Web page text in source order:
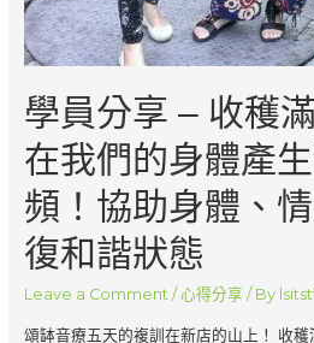
說
的
我
先
生
缽
完
後
是
很
開
學員分享 – 收穫
在我們的身體產
頻！協助身體、
復和諧狀態
Leave a Comment / 心得分享 / By
頌缽音療五天的複訓在新店的山上！ 收